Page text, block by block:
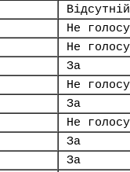
Відсутній
Не
Не
За
Не
За
Не
За
За